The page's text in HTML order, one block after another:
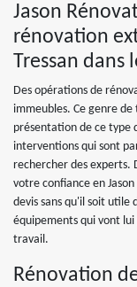
Jason
rénovation
Tressan dans
Des opérations de
immeubles. Ce genre
présentation de ce type
interventions qui sont
rechercher des experts.
votre confiance en
devis sans qu'il soit utile
équipements qui vont
travail.
Rénovation